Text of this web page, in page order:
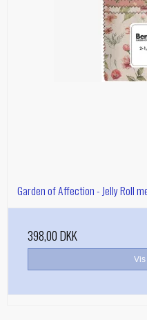
Garden of Affection - Jelly Roll
398,00 DKK